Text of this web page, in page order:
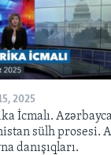
2025
İcmalı.
sülh prosesi.
danışıqları.